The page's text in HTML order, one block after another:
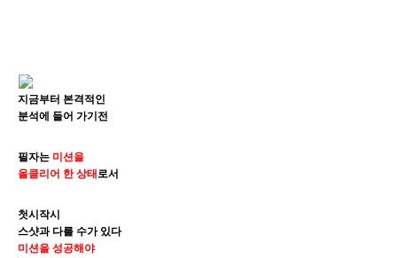
지금부터 본격적인
분석에 들어 가기전
필자는 미션을
올클리어 한 상태로서
첫시작시
스샷과 다를 수가 있다
미션을 성공해야